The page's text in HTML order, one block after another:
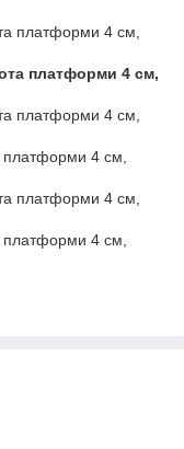
платформи 4 см,
платформи 4 см,
платформи 4 см,
платформи 4 см,
платформи 4 см,
платформи 4 см,